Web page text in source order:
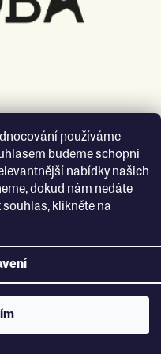
používáme
budeme schopni
nabídky našich
dokud nám nedáte
klikněte na